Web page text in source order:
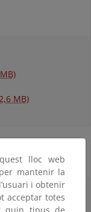
MB)
lloc web
mantenir la
i obtenir
acceptar totes
quin tipus de